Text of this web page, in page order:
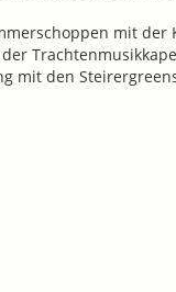
mit der
mit den